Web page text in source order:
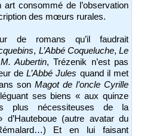
art consommé de l’observation
des mœurs rurales.
de romans qu’il faudrait
, L’Abbé Coqueluche, Le
Aubertin, Trézenik n’est pas
de L’Abbé Jules quand il met
son Magot de l’oncle Cyrille
ses biens « aux quinze
plus nécessiteuses de la
d’Hauteboue (autre avatar du
Et en lui faisant